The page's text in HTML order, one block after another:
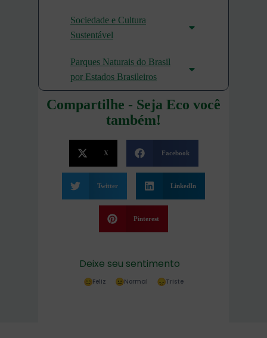
Sociedade e Cultura
Sustentável
Parques Naturais do Brasil
por Estados Brasileiros
Compartilhe - Seja Eco você
também!
X Facebook
Twitter LinkedIn
Pinterest
Deixe seu sentimento
Feliz Normal Triste